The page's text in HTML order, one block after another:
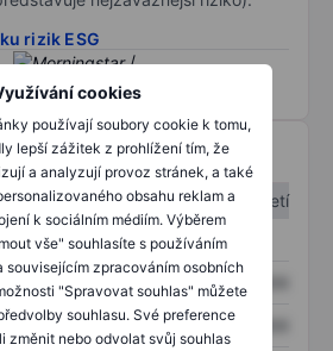
cookies
používají soubory cookie k tomu,
lepší zážitek z prohlížení tím, že
a analyzují provoz stránek, a také
obsahu reklam a
k sociálním médiím. Výběrem
vše" souhlasíte s používáním
souvisejícím zpracováním osobních
"Spravovat souhlas" můžete
souhlasu. Své preference
změnit nebo odvolat svůj souhlas
rizik ESG
/
1. čtvrtletí
2. čtvrtletí
XXXXXXX XXXXXXX
XXXXXXX XXXXXXX